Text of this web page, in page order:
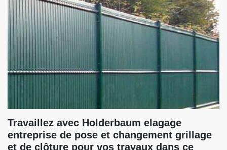
Travaillez avec Holderbaum elagage
entreprise de pose et changement grillage
et de clôture pour vos travaux dans ce